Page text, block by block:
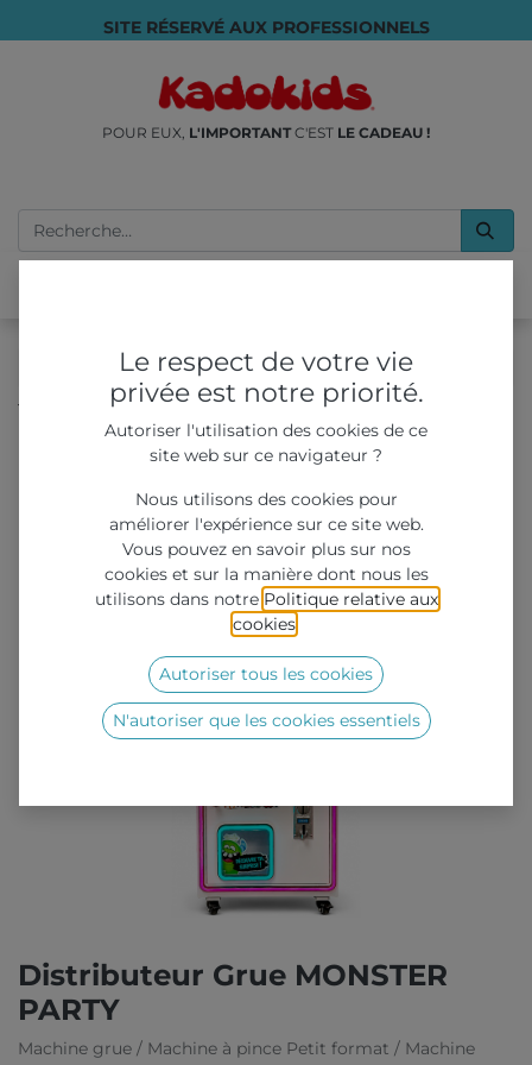
SITE RÉSERVÉ AUX PROFESSIONNELS
POUR EUX, L'IMPORTANTC'EST LE CADEAU !
Tous les produits Distributeur Grue MONSTER PARTY
Distributeur Grue MONSTER
PARTY
Machine grue / Machine à pince Petit format / Machine
Le respect de votre vie
privée est notre priorité.
Autoriser l'utilisation des cookies de ce
site web sur ce navigateur ?
Nous utilisons des cookies pour
améliorer l'expérience sur ce site web.
Vous pouvez en savoir plus sur nos
cookies et sur la manière dont nous les
utilisons dans notre Politique relative aux
cookies
Autoriser tous les cookies
N'autoriser que les cookies essentiels